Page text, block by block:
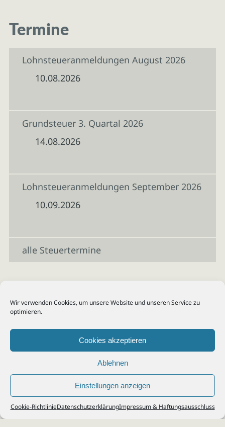
Wir verwenden Cookies, um unsere Website und unseren Service zu
optimieren.
Cookies akzeptieren
Ablehnen
Einstellungen anzeigen
Cookie-RichtlinieDatenschutzerklärungImpressum & Haftungsausschluss
Termine
Lohnsteueranmeldungen August 2026
10.08.2026
Grundsteuer 3. Quartal 2026
14.08.2026
Lohnsteueranmeldungen September 2026
10.09.2026
alle Steuertermine
© 2026Steuerberater Kempf, Köln - Steuerberatung Poll, Porz, Deutz, Mülheim,